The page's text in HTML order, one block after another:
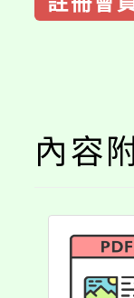
內容